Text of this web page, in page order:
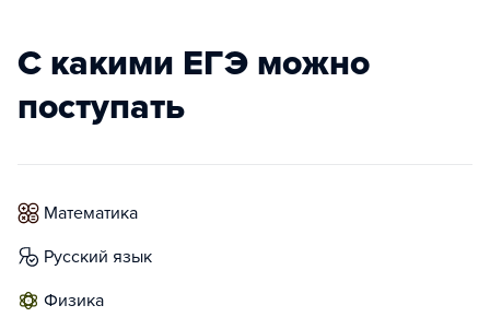
С какими ЕГЭ можно
поступать
математика
русский язык
физика